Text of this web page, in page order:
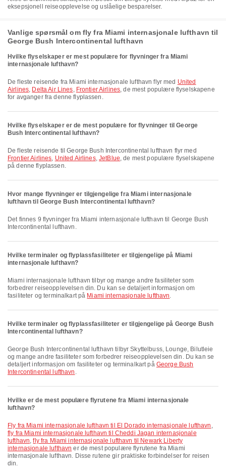
eksepsjonell reiseopplevelse og uslåelige besparelser.
Vanlige spørsmål om fly fra Miami internasjonale lufthavn til
George Bush Intercontinental lufthavn
Hvilke flyselskaper er mest populære for flyvninger fra Miami
internasjonale lufthavn?
De fleste reisende fra Miami internasjonale lufthavn flyr med United
Airlines, Delta Air Lines, Frontier Airlines, de mest populære flyselskapene
for avganger fra denne flyplassen.
Hvilke flyselskaper er de mest populære for flyvninger til George
Bush Intercontinental lufthavn?
De fleste reisende til George Bush Intercontinental lufthavn flyr med
Frontier Airlines, United Airlines,JetBlue, de mest populære flyselskapene
på denne flyplassen.
Hvor mange flyvninger er tilgjengelige fra Miami internasjonale
lufthavn til George Bush Intercontinental lufthavn?
Det finnes 9 flyvninger fra Miami internasjonale lufthavn til George Bush
Intercontinental lufthavn.
Hvilke terminaler og flyplassfasiliteter er tilgjengelige på Miami
internasjonale lufthavn?
Miami internasjonale lufthavn tilbyr og mange andre fasiliteter som
forbedrer reiseopplevelsen din. Du kan se detaljert informasjon om
fasiliteter og terminalkart på Miami internasjonale lufthavn.
Hvilke terminaler og flyplassfasiliteter er tilgjengelige på George Bush
Intercontinental lufthavn?
George Bush Intercontinental lufthavn tilbyr Skyttelbuss, Lounge, Bilutleie
og mange andre fasiliteter som forbedrer reiseopplevelsen din. Du kan se
detaljert informasjon om fasiliteter og terminalkart på George Bush
Intercontinental lufthavn .
Hvilke er de mest populære flyrutene fra Miami internasjonale
lufthavn?
fly fra Miami internasjonale lufthavn til El Dorado internasjonale lufthavn ,
fly fra Miami internasjonale lufthavn til Cheddi Jagan internasjonale
lufthavn,fly fra Miami internasjonale lufthavn til Newark Liberty
internasjonale lufthavn er de mest populære flyrutene fra Miami
internasjonale lufthavn. Disse rutene gir praktiske forbindelser for reisen
din.